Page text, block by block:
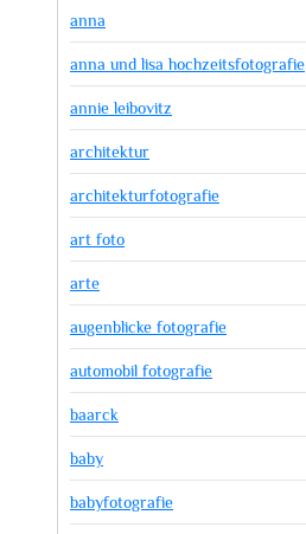
anna
anna und lisa hochzeitsfotografie
annie leibovitz
architektur
architekturfotografie
art foto
arte
augenblicke fotografie
automobil fotografie
baarck
baby
babyfotografie